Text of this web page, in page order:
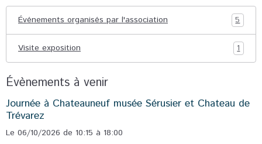
Événements organisés par l'association 5
Visite exposition 1
Évènements à venir
Journée à Chateauneuf musée Sérusier et Chateau de
Trévarez
Le 06/10/2026 de 10:15 à 18:00